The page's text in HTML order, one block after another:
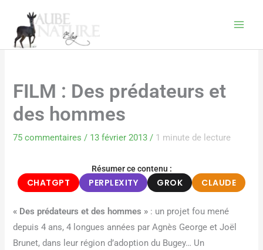
contenu
FILM : Des prédateurs et
des hommes
75 commentaires / 13 février 2013/ 1 minute de lecture
Résumer ce contenu :
CHATGPT PERPLEXITY GROK CLAUDE
« Des prédateurs et des hommes » : un projet fou mené
depuis 4 ans, 4 longues années par Agnès George et Joël
Brunet, dans leur région d’adoption du Bugey… Un